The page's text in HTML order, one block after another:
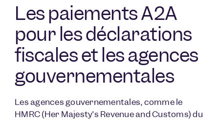
Les paiements A2A
pour les déclarations
fiscales et les agences
gouvernementales
Les agences gouvernementales, comme le
HMRC (Her Majesty’s Revenue and Customs) du